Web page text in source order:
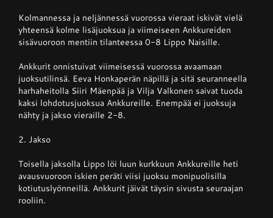
Kolmannessa ja neljännessä vuorossa vieraat iskivät vielä
yhteensä kolme lisäjuoksua ja viimeiseen Ankkureiden
sisävuoroon mentiin tilanteessa 0-8 Lippo Naisille.
Ankkurit onnistuivat viimeisessä vuorossa avaamaan
juoksutilinsä. Eeva Honkaperän näpillä ja sitä seuranneella
harhaheitolla Siiri Mäenpää ja Vilja Valkonen saivat tuoda
kaksi lohdotusjuoksua Ankkureille. Enempää ei juoksuja
nähty ja jakso vieraille 2-8.
2. Jakso
Toisella jaksolla Lippo löi luun kurkkuun Ankkureille heti
avausvuoroon iskien peräti viisi juoksu monipuolisilla
kotiutuslyönneillä. Ankkurit jäivät täysin sivusta seuraajan
rooliin.